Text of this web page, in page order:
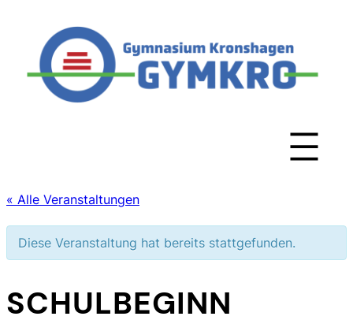
« Alle Veranstaltungen
Diese Veranstaltung hat bereits stattgefunden.
SCHULBEGINN